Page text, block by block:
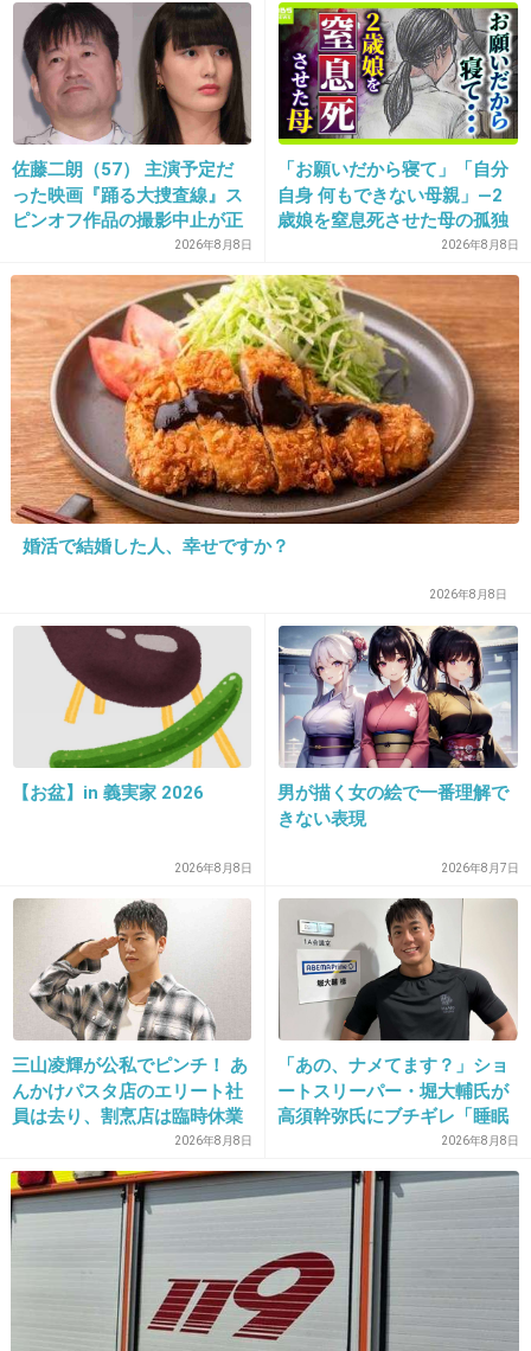
14. 匿名2026/06/03(水) 14:50:55
そんなに買うなら後ろにって意味不明
列ある限り永遠に買えないじゃんｗ
5件の返信
+536 -0
15. 匿名 2026/06/03(水) 14:50:58
>>2
むしろ少ない人はセルフ行ってほしいじゃない
の？
1件の返信
16. 匿名2026/06/03(水) 14:51:02
+214
17. 匿名2026/06/03(水) 14:51:07
カゴ3つの人の後ろとか絶対に並ばない
何なら2個でも可能な限り避ける
+213
2026/06/03(水) 14:51:13
佐藤二朗（57） 主演予定だ
った映画『踊る大捜査線』ス
ピンオフ作品の撮影中止が正
2026年8月8日
「お願いだから寝て」「自分
自身 何もできない母親」―2
歳娘を窒息死させた母の孤独
「娘は『ママどうして』と」
限界の年子ワンオペ育児 法
廷での懺悔と声なきSOS
2026年8月8日
婚活で結婚した人、幸せですか？
2026年8月8日
【お盆】in 義実家 2026
2026年8月8日
男が描く女の絵で一番理解で
きない表現
2026年8月7日
三山凌輝が公私でピンチ！ あ
んかけパスタ店のエリート社
員は去り、割烹店は臨時休業
2026年8月8日
「あの、ナメてます？」ショ
ートスリーパー・堀大輔氏が
高須幹弥氏にブチギレ「睡眠
不足の人＝キレやすい」SNS
で物議
2026年8月8日